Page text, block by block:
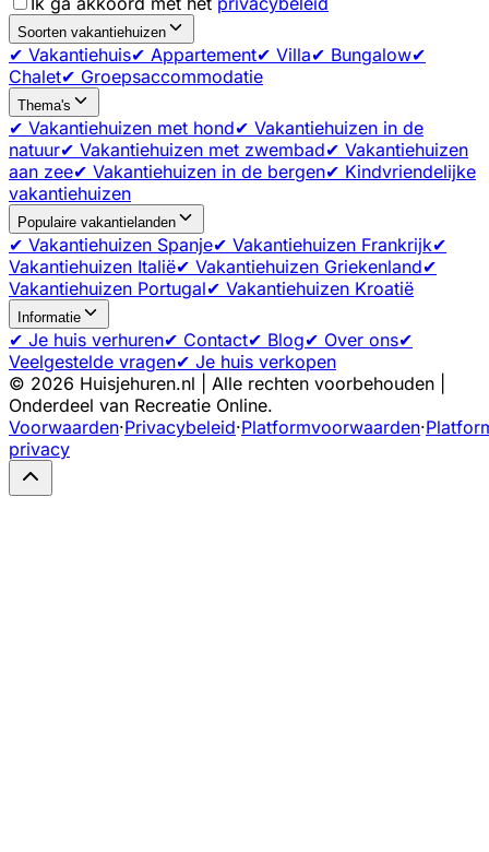
Soorten vakantiehuizen
✔ Vakantiehuis✔ Appartement✔ Villa✔ Bungalow✔
Chalet✔ Groepsaccommodatie
Thema's
✔ Vakantiehuizen met hond✔ Vakantiehuizen in de
natuur✔ Vakantiehuizen met zwembad✔ Vakantiehuizen
aan zee✔ Vakantiehuizen in de bergen✔ Kindvriendelijke
vakantiehuizen
Populaire vakantielanden
✔ Vakantiehuizen Spanje✔ Vakantiehuizen Frankrijk✔
Vakantiehuizen Italië✔ Vakantiehuizen Griekenland✔
Vakantiehuizen Portugal✔ Vakantiehuizen Kroatië
Informatie
✔ Je huis verhuren✔ Contact✔ Blog✔ Over ons✔
Veelgestelde vragen✔ Je huis verkopen
© 2026 Huisjehuren.nl | Alle rechten voorbehouden |
Onderdeel van Recreatie Online.
Voorwaarden·Privacybeleid·Platformvoorwaarden·
privacy